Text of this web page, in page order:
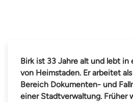
Birk ist 33 Jahre alt und lebt in
von Heimstaden. Er arbeitet
Bereich Dokumenten- und
einer Stadtverwaltung. Früher